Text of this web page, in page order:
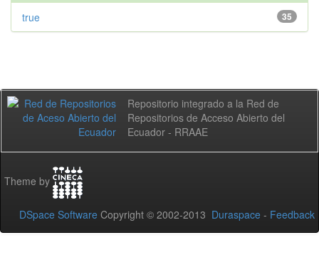
35
true
Repositorio integrado a la Red de
Repositorios de Acceso Abierto del
Ecuador - RRAAE
Theme by
DSpace Software Copyright © 2002-2013 Duraspace - Feedback